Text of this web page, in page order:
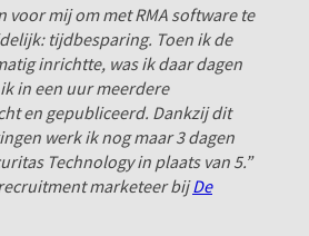
voor mij om met RMA software te
tijdbesparing. Toen ik de
inrichtte, was ik daar dagen
in een uur meerdere
en gepubliceerd. Dankzij dit
werk ik nog maar 3 dagen
Technology in plaats van 5.”
marketeer bijDe